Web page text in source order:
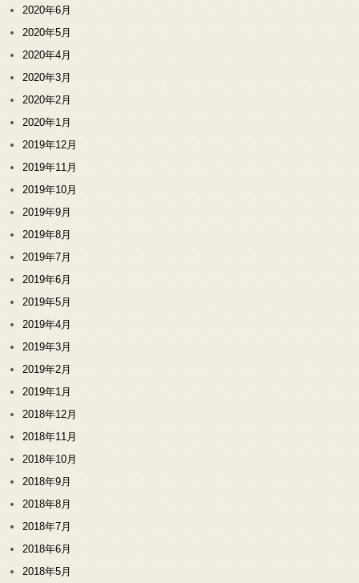
2020年6月
2020年5月
2020年4月
2020年3月
2020年2月
2020年1月
2019年12月
2019年11月
2019年10月
2019年9月
2019年8月
2019年7月
2019年6月
2019年5月
2019年4月
2019年3月
2019年2月
2019年1月
2018年12月
2018年11月
2018年10月
2018年9月
2018年8月
2018年7月
2018年6月
2018年5月